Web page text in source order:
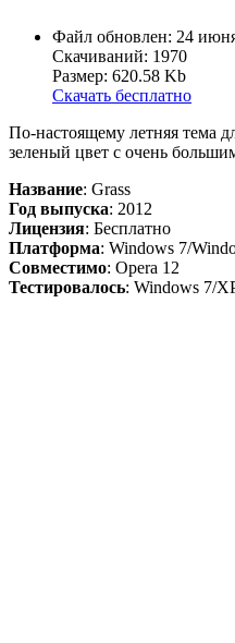
Файл обновлен: 24
Скачиваний: 1970
Размер: 620.58 Kb
Скачать бесплатно
По-настоящему летняя тема
зеленый цвет с очень
Название: Grass
Год выпуска: 2012
Лицензия: Бесплатно
Платформа: Windows 7/
Совместимо: Opera 12
Тестировалось: Windows 7/